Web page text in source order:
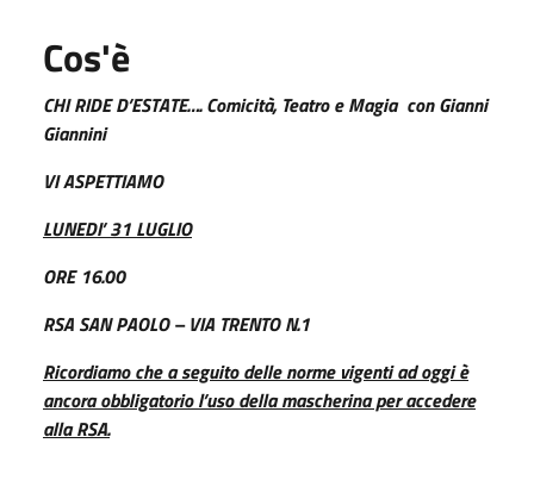
Cos'è
CHI RIDE D’ESTATE…. Comicità, Teatro e Magia con Gianni
Giannini
VI ASPETTIAMO
LUNEDI’ 31 LUGLIO
ORE 16.00
RSA SAN PAOLO – VIA TRENTO N.1
Ricordiamo che a seguito delle norme vigenti ad oggi è
ancora obbligatorio l’uso della mascherina per accedere
alla RSA.